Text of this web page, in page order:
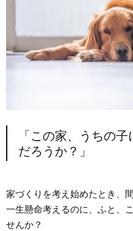
「この家、うちの
だろうか？」
家づくりを考え始めたとき、
一生懸命考えるのに、ふと、
せんか？